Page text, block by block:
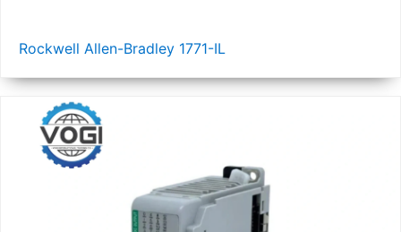
Rockwell Allen-Bradley 1771-IL